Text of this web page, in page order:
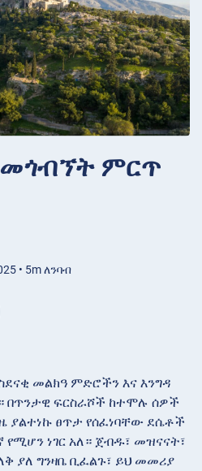
ምርጥ
• 5m ለንባብ
መልክዓ ምድሮችን እና እንግዳ
በጥንታዊ ፍርስራሾች ከተሞሉ ሰዎች
ያልተነኩ ፀጥታ የሰፈነባቸው ደሴቶች
ነገር አለ። ጀብዱ፣ መዝናናት፣
ያለ ግንዛቤ ቢፈልጉ፣ ይህ መመሪያ